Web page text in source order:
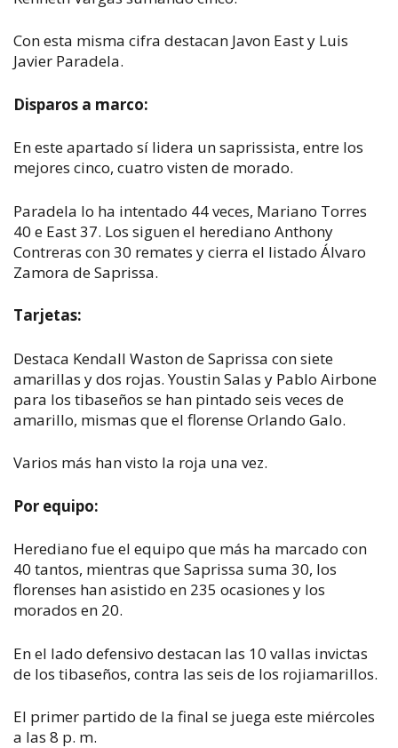
Con esta misma cifra destacan Javon East y Luis
Javier Paradela.
Disparos a marco:
En este apartado sí lidera un saprissista, entre los
mejores cinco, cuatro visten de morado.
Paradela lo ha intentado 44 veces, Mariano Torres
40 e East 37. Los siguen el herediano Anthony
Contreras con 30 remates y cierra el listado Álvaro
Zamora de Saprissa.
Tarjetas:
Destaca Kendall Waston de Saprissa con siete
amarillas y dos rojas. Youstin Salas y Pablo Airbone
para los tibaseños se han pintado seis veces de
amarillo, mismas que el florense Orlando Galo.
Varios más han visto la roja una vez.
Por equipo:
Herediano fue el equipo que más ha marcado con
40 tantos, mientras que Saprissa suma 30, los
florenses han asistido en 235 ocasiones y los
morados en 20.
En el lado defensivo destacan las 10 vallas invictas
de los tibaseños, contra las seis de los rojiamarillos.
El primer partido de la final se juega este miércoles
a las 8 p. m.